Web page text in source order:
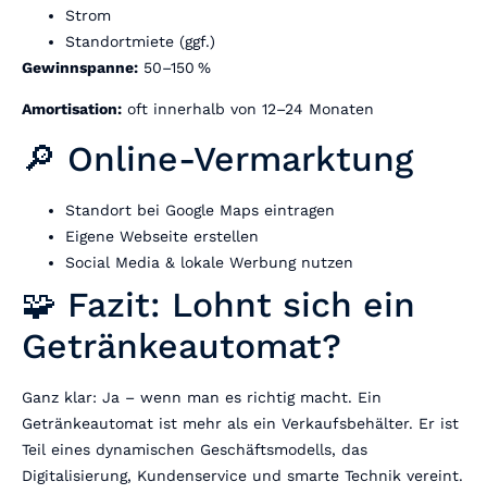
Strom
Standortmiete (ggf.)
Gewinnspanne: 50–150 %
Amortisation: oft innerhalb von 12–24 Monaten
🔎 Online-Vermarktung
Standort bei Google Maps eintragen
Eigene Webseite erstellen
Social Media & lokale Werbung nutzen
🧩 Fazit: Lohnt sich ein
Getränkeautomat?
Ganz klar: Ja – wenn man es richtig macht. Ein
Getränkeautomat ist mehr als ein Verkaufsbehälter. Er ist
Teil eines dynamischen Geschäftsmodells, das
Digitalisierung, Kundenservice und smarte Technik vereint.